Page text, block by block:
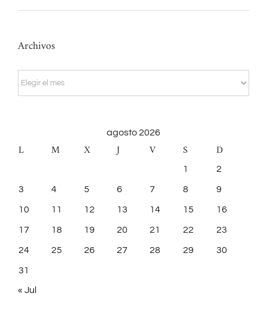
Archivos
Archivos
agosto 2026
L M X J V S D
1 2
3 4 5 6 7 8 9
10 11 12 13 14 15 16
17 18 19 20 21 22 23
24 25 26 27 28 29 30
31
« Jul